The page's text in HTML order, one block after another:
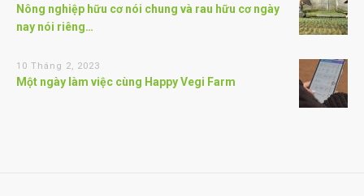
Nông nghiệp hữu cơ nói chung và rau hữu cơ ngày
nay nói riêng…
10 Tháng 2, 2023
Một ngày làm việc cùng Happy Vegi Farm